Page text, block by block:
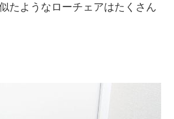
たようなローチェアはたくさん